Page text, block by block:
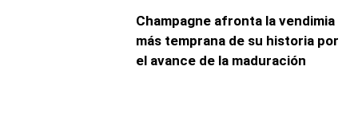
Champagne afronta la vendimia
más temprana de su historia por
el avance de la maduración